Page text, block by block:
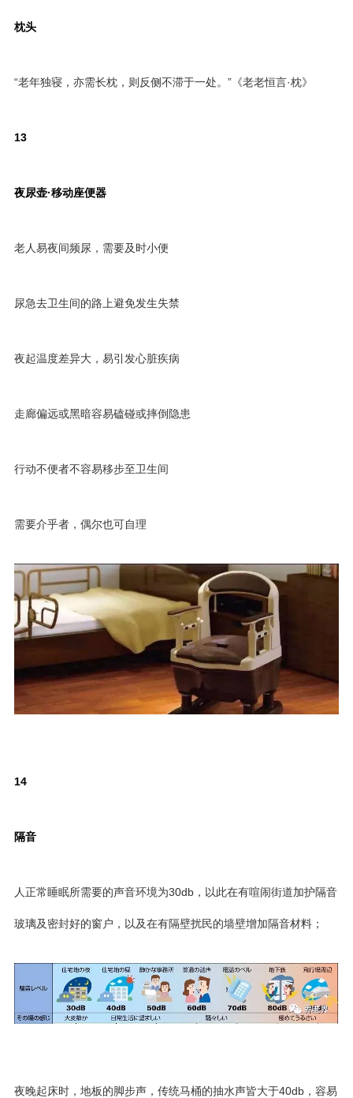
枕头
“老年独寝，亦需长枕，则反侧不滞于一处。”《老老恒言·枕》
13
夜尿壶·移动座便器
老人易夜间频尿，需要及时小便
尿急去卫生间的路上避免发生失禁
夜起温度差异大，易引发心脏疾病
走廊偏远或黑暗容易磕碰或摔倒隐患
行动不便者不容易移步至卫生间
需要介乎者，偶尔也可自理
14
隔音
人正常睡眠所需要的声音环境为30db，以此在有喧闹街道加护隔音
玻璃及密封好的窗户，以及在有隔壁扰民的墙壁增加隔音材料；
夜晚起床时，地板的脚步声，传统马桶的抽水声皆大于40db，容易